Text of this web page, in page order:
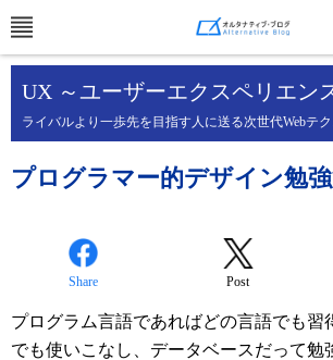
UX ～ユーザーエクスペリエン
ライバルより一歩先を目指す人に送る次世代Webテ
プログラマー的デザイン勉
Share Post
プログラム言語であればどの言語でも習
でも使いこなし、データベースだって勉